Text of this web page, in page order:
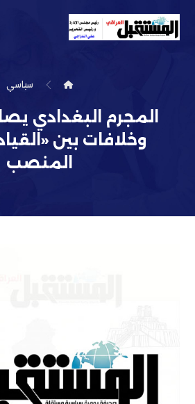
سياسي
المجرم البغدادي
وخلافات بين
المنصب